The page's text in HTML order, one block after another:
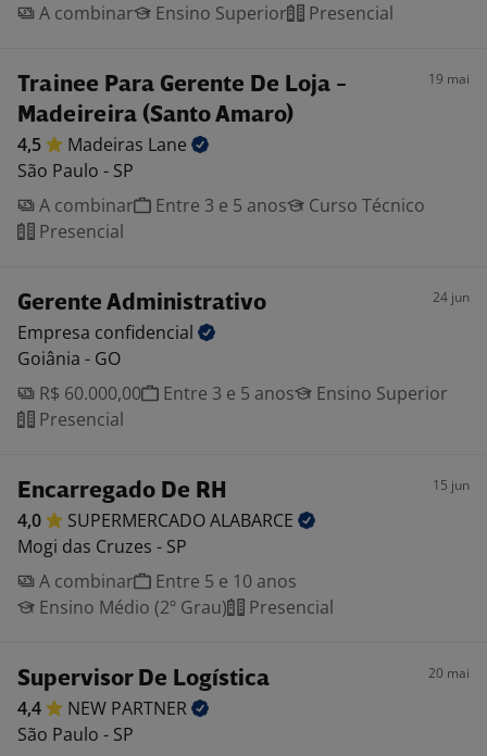
A combinar
Ensino Superior Presencial
Trainee Para Gerente De Loja -
Madeireira (Santo Amaro)
19 mai
4,5 Madeiras Lane
São Paulo - SP
A combinar
Entre 3 e 5 anos
Curso Técnico
Presencial
Gerente Administrativo 24 jun
Empresa confidencial
Goiânia - GO
R$ 60.000,00
Entre 3 e 5 anos
Ensino Superior
Presencial
Encarregado De RH 15 jun
4,0 SUPERMERCADOALABARCE
Mogi das Cruzes - SP
A combinar
Entre 5 e 10 anos
Ensino Médio (2º Grau)
Presencial
Supervisor De Logística 20 mai
4,4 NEW PARTNER
São Paulo - SP